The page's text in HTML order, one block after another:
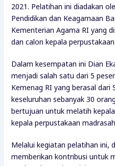
2021. Pelatihan ini diadakan
Pendidikan dan Keagamaan
Kementerian Agama RI yang
dan calon kepala
Dalam kesempatan ini Dian
menjadi salah satu dari 5
Kemenag RI yang berasal dari
keseluruhan sebanyak 30
bertujuan untuk melatih
kepala perpustakaan
Melalui kegiatan pelatihan ini,
memberikan kontribusi untuk